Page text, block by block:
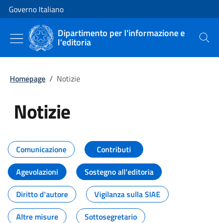
Vai al contenuto
Vai alla navigazione del sito
Governo Italiano
Dipartimento per l'informazione e
l'editoria Cerca
Homepage / Notizie
Notizie
Tutti i contenuti della pagina
Comunicazione
Contributi
Agevolazioni
Sostegno all'editoria
Diritto d'autore
Vigilanza sulla SIAE
Altre misure
Sottosegretario